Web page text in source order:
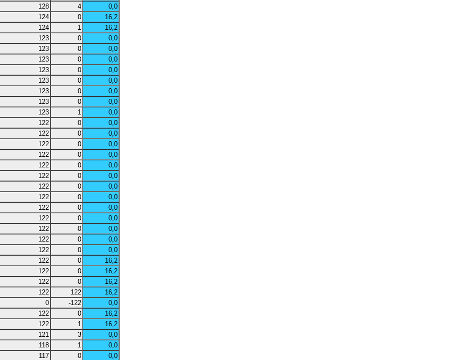
128 4
0,0
124 0
16,2
124 1
16,2
123 0
0,0
123 0
0,0
123 0
0,0
123 0
0,0
123 0
0,0
123 0
0,0
123 0
0,0
123 1
0,0
122 0
0,0
122 0
0,0
122 0
0,0
122 0
0,0
122 0
0,0
122 0
0,0
122 0
0,0
122 0
0,0
122 0
0,0
122 0
0,0
122 0
0,0
122 0
0,0
122 0
0,0
122 0
16,2
122 0
16,2
122 0
16,2
122 122
16,2
0 -122
0,0
122 0
16,2
122 1
16,2
121 3
0,0
118 1
0,0
117 0
0,0